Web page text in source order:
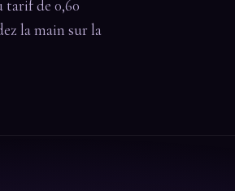
tarif de 0,60
la main sur la